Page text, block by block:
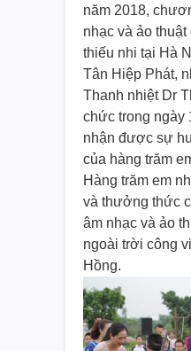
năm 2018,
nhạc và ảo
thiếu nhi tại Hà
Tân Hiệp Phát,
Thanh nhiệt Dr
chức trong ngày
nhận được sự
của hàng trăm
Hàng trăm em
và thưởng thức
âm nhạc và ảo
ngoài trời công
Hồng.